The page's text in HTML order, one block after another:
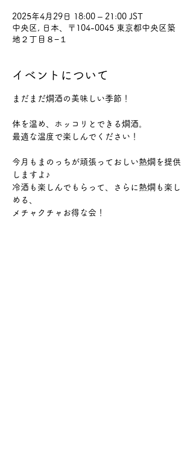
2025年4月29日 18:00 – 21:00 JST
中央区, 日本、〒104-0045 東京都中央区築
地２丁目８−１
イベントについて
まだまだ燗酒の美味しい季節！
体を温め、ホッコリとできる燗酒。
最適な温度で楽しんでください！
今月もまのっちが頑張っておしい熱燗を提供
しますよ♪
冷酒も楽しんでもらって、さらに熱燗も楽し
める、
メチャクチャお得な会！